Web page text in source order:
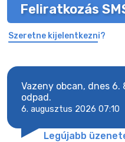
Feliratkozás
Szeretne kijelentkezni?
Vazeny obcan, dnes
odpad.
6. augusztus 2026 07:10
Legújabb